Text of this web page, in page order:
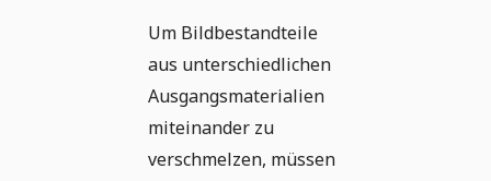
Um Bildbestandteile
aus unterschiedlichen
Ausgangsmaterialien
miteinander zu
verschmelzen, müssen